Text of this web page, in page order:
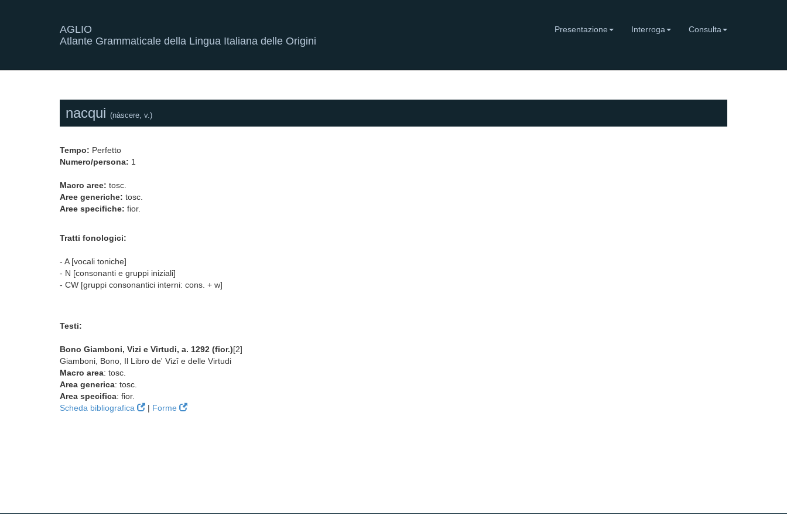
AGLIO
Atlante Grammaticale della Lingua Italiana delle Origini
Presentazione Interroga Consulta
nacqui (nàscere, v.)
Tempo: Perfetto
Numero/persona: 1
Macro aree: tosc.
Aree generiche: tosc.
Aree specifiche: fior.
Tratti fonologici:
- A [vocali toniche]
- N [consonanti e gruppi iniziali]
- CW [gruppi consonantici interni: cons. + w]
Testi:
Bono Giamboni, Vizi e Virtudi, a. 1292 (fior.)[2]
Giamboni, Bono, Il Libro de' Vizî e delle Virtudi
Macro area: tosc.
Area generica: tosc.
Area specifica: fior.
Scheda bibliografica
| Forme